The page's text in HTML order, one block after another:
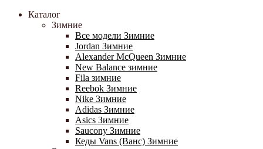
Каталог
Зимние
Все модели Зимние
Jordan Зимние
Alexander McQueen Зимние
New Balance зимние
Fila зимние
Reebok Зимние
Nike Зимние
Adidas Зимние
Asics Зимние
Saucony Зимние
Кеды Vans (Ванс) Зимние